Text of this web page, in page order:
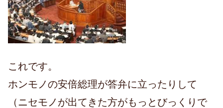
これです。
ホンモノの安倍総理が答弁に立ったりして
（ニセモノが出てきた方がもっとびっくりで